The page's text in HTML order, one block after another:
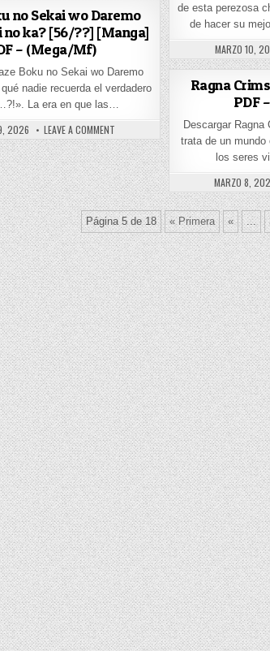
de esta perezosa
de hacer su
PUBLISHED
MARZO 10,
no Sekai wo Daremo
no ka? [56/??] [Manga]
– (Mega/Mf)
Boku no Sekai wo Daremo
nadie recuerda el verdadero
La era en que las…
DATE:
2026 LEAVE A COMMENT ON NAZE BOKU NO SEKAI WO
Ragna
PDF
Descargar Ragna
trata de un mundo
los seres
PUBLISHED
MARZO 8,
Página 5 de 18 « Primera « ...